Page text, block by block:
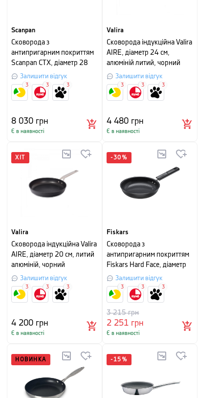
Scanpan
Сковорода з
антипригарним покриттям
Scanpan CTX, діаметр 28
см, сірий
Залишити відгук
8 030 грн
Є в наявності
3 3 3
Valira
Сковорода індукційна Valira
AIRE, діаметр 24 см,
алюміній литий, чорний
Залишити відгук
4 480 грн
Є в наявності
3 3 3
ХІТ
Valira
Сковорода індукційна Valira
AIRE, діаметр 20 см, литий
алюміній, чорний
Залишити відгук
4 200 грн
Є в наявності
3 3 3
-30 %
Fiskars
Сковорода з
антипригарним покриттям
Fiskars Hard Face, діаметр
20 см, чорний
Залишити відгук
2 251 грн
3 215грн
Є в наявності
3 3 3
НОВИНКА -15 %